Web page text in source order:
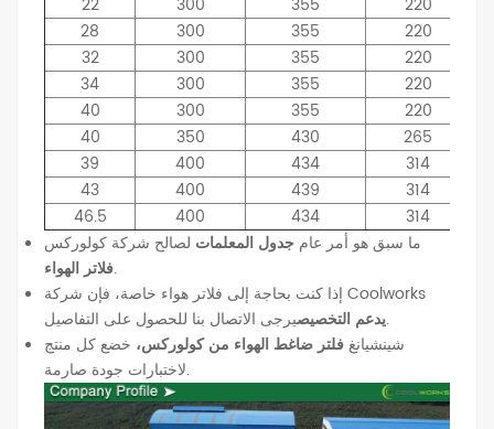
22
300 355
220
28
300 355
220
32
300 355
220
34
300 355
220
40
300 355
220
40
350 430
265
39
400 434
314
43
400 439
314
46.5
400 434
314
ما سبق هو أمر عام جدول المعلمات لصالح شركة كولوركس
فلاتر الهواء.
إذا كنت بحاجة إلى فلاتر هواء خاصة، فإن شركة Coolworks
يدعم التخصيصيرجى الاتصال بنا للحصول على التفاصيل.
شينشيانغ فلتر ضاغط الهواء من كولوركس، خضع كل منتج
لاختبارات جودة صارمة.